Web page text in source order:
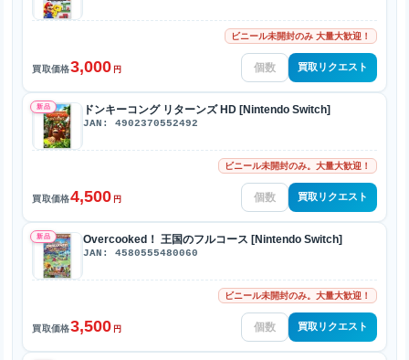
ビニール未開封のみ 大量大歓迎！
買取価格3,000 円 買取リクエスト
新品 ドンキーコング リターンズ HD [Nintendo Switch]
JAN: 4902370552492
ビニール未開封のみ。大量大歓迎！
買取価格4,500 円 買取リクエスト
新品 Overcooked！ 王国のフルコース [Nintendo Switch]
JAN: 4580555480060
ビニール未開封のみ。大量大歓迎！
買取価格3,500 円 買取リクエスト